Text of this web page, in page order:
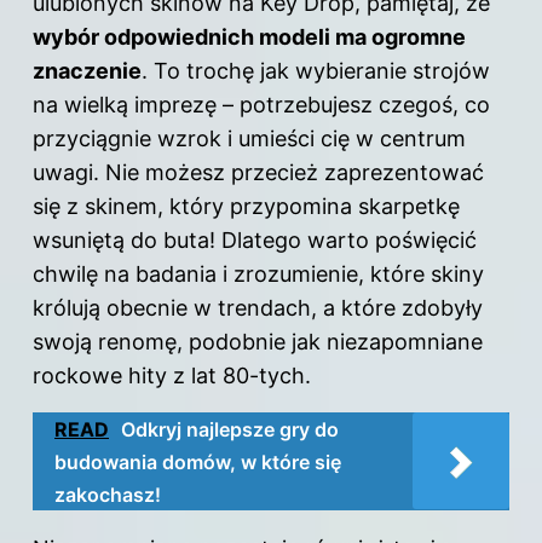
wybór odpowiednich modeli ma ogromne
znaczenie. To trochę jak wybieranie strojów
na wielką imprezę – potrzebujesz czegoś, co
przyciągnie wzrok i umieści cię w centrum
uwagi. Nie możesz przecież zaprezentować
się z skinem, który przypomina skarpetkę
wsuniętą do buta! Dlatego warto poświęcić
chwilę na badania i zrozumienie, które skiny
królują obecnie w trendach, a które zdobyły
swoją renomę, podobnie jak niezapomniane
rockowe hity z lat 80-tych.
READ Odkryj najlepsze gry do
budowania domów, w które się
zakochasz!